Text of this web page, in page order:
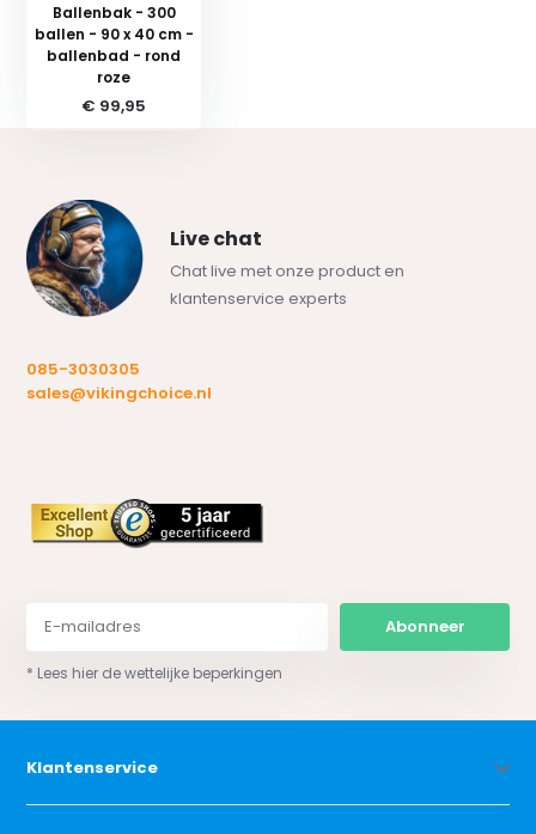
Ballenbak - 300
ballen - 90 x 40 cm -
ballenbad - rond
roze
€ 99,95
Live chat
Chat live met onze product en
klantenservice experts
085-3030305
sales@vikingchoice.nl
Abonneer
* Lees hier de wettelijke beperkingen
Klantenservice